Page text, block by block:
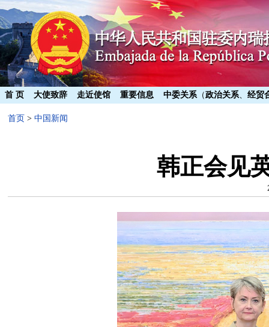
首 页 大使致辞 走近使馆 重要信息 中委关系（政治关系、 经贸
首页 > 中国新闻
韩正会见